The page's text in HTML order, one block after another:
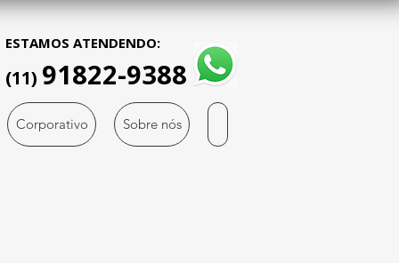
ESTAMOS ATENDENDO:
(11) 91822-9388
Corporativo Sobre nós